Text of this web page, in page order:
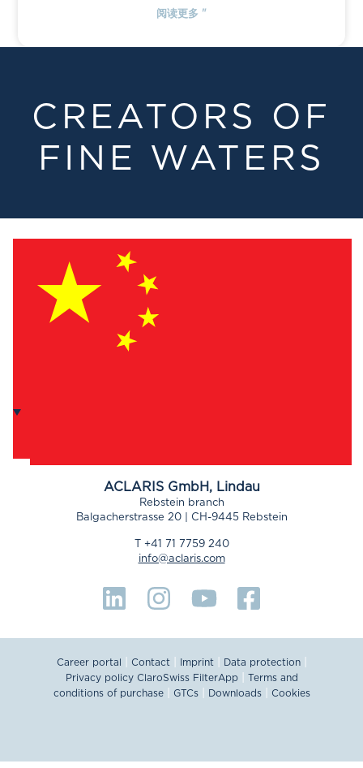
阅读更多 "
CREATORS OF
FINE WATERS
ACLARIS GmbH, Lindau
Rebstein branch
Balgacherstrasse 20 | CH-9445 Rebstein
T +41 71 7759 240
info@aclaris.com
Career portal Contact| Imprint| Data protection|
Privacy policy ClaroSwiss FilterApp| Terms and
conditions of purchase| GTCs| Downloads| Cookies